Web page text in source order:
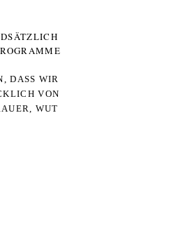
DASS WIR
VON
WUT